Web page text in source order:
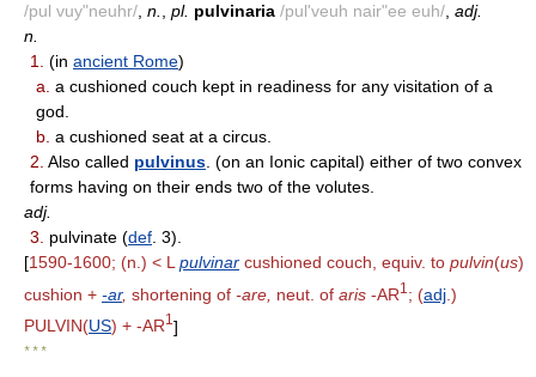
/pul vuy"neuhr/ n. pl. pulvinaria /pul'veuh nair"ee euh/ adj.
n.
1.
(in ancient Rome)
a. a cushioned couch kept in readiness for any visitation of a
god.
b. a cushioned seat at a circus.
2. Also called pulvinus . (on an Ionic capital) either of two convex
forms having on their ends two of the volutes.
adj.
3.
pulvinate (def . 3).
[1590-1600; (n.) < L pulvinar cushioned couch, equiv. to pulvin(us)
cushion + -ar, shortening of -are, neut. of aris -AR1 ; (adj .)
PULVIN(US) + -AR1]
* * *